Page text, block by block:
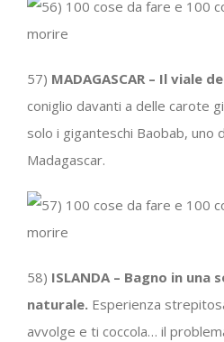
57) MADAGASCAR – Il viale
coniglio davanti a delle carote
solo i giganteschi Baobab, uno
Madagascar.
58) ISLANDA – Bagno in una
naturale. Esperienza
avvolge e ti coccola… il